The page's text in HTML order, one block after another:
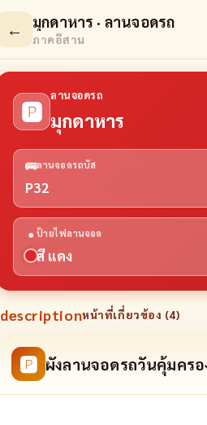
← มุกดาหาร · ลานจอดรถ
ภาคอีสาน
🅿
ลานจอดรถ
มุกดาหาร
🚌ลานจอดรถบัส
P32
● ป้ายไฟลานจอด
สี แดง
descriptionหน้าที่เกี่ยวข้อง (4)
🅿 ผังลานจอดรถวันคุ้มคร